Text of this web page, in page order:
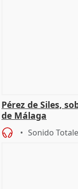
Pérez de Siles,
de Málaga
Sonido